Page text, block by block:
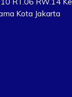
Kota Jakarta